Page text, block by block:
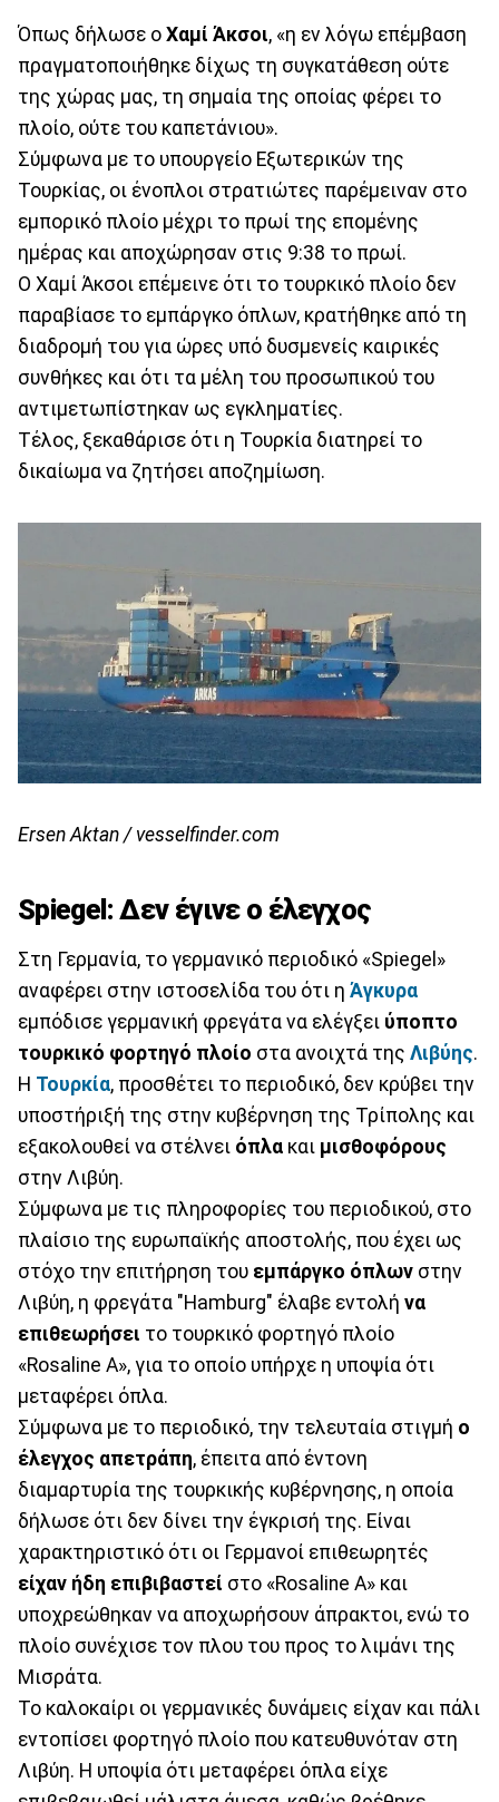
Όπως δήλωσε ο Χαμί Άκσοι, «η εν λόγω επέμβαση
πραγματοποιήθηκε δίχως τη συγκατάθεση ούτε
της χώρας μας, τη σημαία της οποίας φέρει το
πλοίο, ούτε του καπετάνιου».
Σύμφωνα με το υπουργείο Εξωτερικών της
Τουρκίας, οι ένοπλοι στρατιώτες παρέμειναν στο
εμπορικό πλοίο μέχρι το πρωί της επομένης
ημέρας και αποχώρησαν στις 9:38 το πρωί.
Ο Χαμί Άκσοι επέμεινε ότι το τουρκικό πλοίο δεν
παραβίασε το εμπάργκο όπλων, κρατήθηκε από τη
διαδρομή του για ώρες υπό δυσμενείς καιρικές
συνθήκες και ότι τα μέλη του προσωπικού του
αντιμετωπίστηκαν ως εγκληματίες.
Τέλος, ξεκαθάρισε ότι η Τουρκία διατηρεί το
δικαίωμα να ζητήσει αποζημίωση.
Ersen Aktan / vesselfinder.com
Spiegel: Δεν έγινε ο έλεγχος
Στη Γερμανία, το γερμανικό περιοδικό «Spiegel»
αναφέρει στην ιστοσελίδα του ότι η Άγκυρα
εμπόδισε γερμανική φρεγάτα να ελέγξει ύποπτο
τουρκικό φορτηγό πλοίο στα ανοιχτά της Λιβύης.
Η Τουρκία, προσθέτει το περιοδικό, δεν κρύβει την
υποστήριξή της στην κυβέρνηση της Τρίπολης και
εξακολουθεί να στέλνει όπλα και μισθοφόρους
στην Λιβύη.
Σύμφωνα με τις πληροφορίες του περιοδικού, στο
πλαίσιο της ευρωπαϊκής αποστολής, που έχει ως
στόχο την επιτήρηση του εμπάργκο όπλων στην
Λιβύη, η φρεγάτα "Hamburg" έλαβε εντολή να
επιθεωρήσει το τουρκικό φορτηγό πλοίο
«Rosaline A», για το οποίο υπήρχε η υποψία ότι
μεταφέρει όπλα.
Σύμφωνα με το περιοδικό, την τελευταία στιγμή ο
έλεγχος απετράπη, έπειτα από έντονη
διαμαρτυρία της τουρκικής κυβέρνησης, η οποία
δήλωσε ότι δεν δίνει την έγκρισή της. Είναι
χαρακτηριστικό ότι οι Γερμανοί επιθεωρητές
είχαν ήδη επιβιβαστεί στο «Rosaline A» και
υποχρεώθηκαν να αποχωρήσουν άπρακτοι, ενώ το
πλοίο συνέχισε τον πλου του προς το λιμάνι της
Μισράτα.
Το καλοκαίρι οι γερμανικές δυνάμεις είχαν και πάλι
εντοπίσει φορτηγό πλοίο που κατευθυνόταν στη
Λιβύη. Η υποψία ότι μεταφέρει όπλα είχε